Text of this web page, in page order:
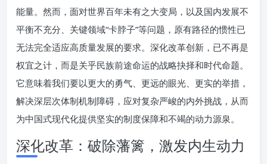
能量。然而，面对世界百年未有之大变局，以及国内发展不
平衡不充分、关键领域“卡脖子”等问题，原有路径的惯性已
无法完全适应高质量发展的要求。深化改革创新，已不再是
权宜之计，而是关乎民族前途命运的战略抉择和时代命题。
它意味着我们要以更大的勇气、更远的眼光、更实的举措，
解决深层次体制机制障碍，应对复杂严峻的内外挑战，从而
为中国式现代化提供坚实的制度保障和不竭的动力源泉。
深化改革：破除藩篱，激发内生动力